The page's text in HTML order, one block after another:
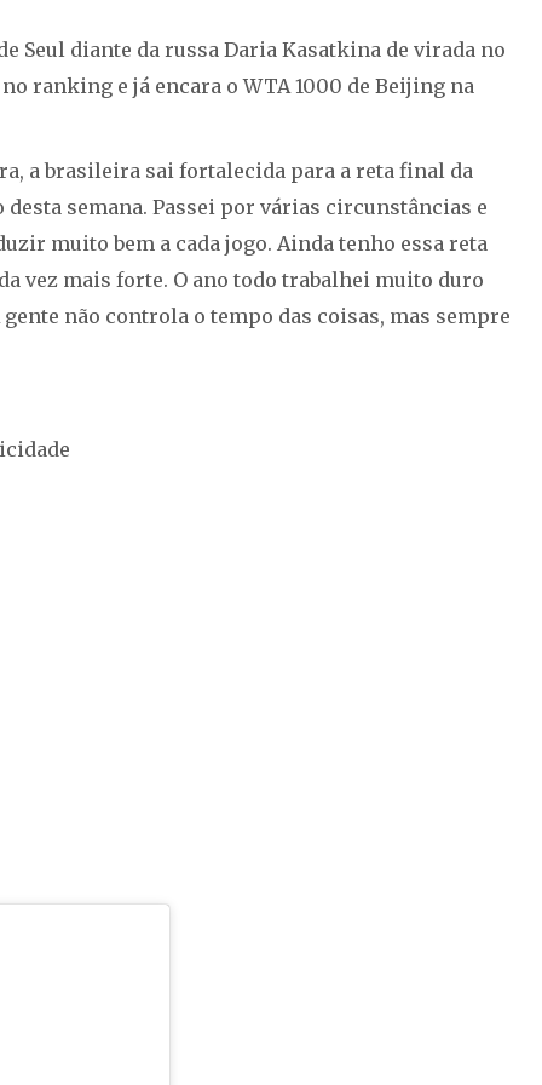
Seul diante da russa Daria Kasatkina de virada no
ranking e já encara o WTA 1000 de Beijing na
a brasileira sai fortalecida para a reta final da
semana. Passei por várias circunstâncias e
muito bem a cada jogo. Ainda tenho essa reta
vez mais forte. O ano todo trabalhei muito duro
não controla o tempo das coisas, mas sempre